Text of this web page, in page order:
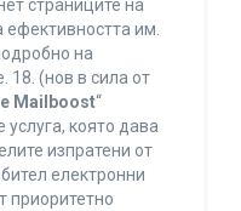
страниците на
ефективността им.
на
18. (нов в сила от
Mailboost“
която дава
изпратени от
електронни
приоритетно